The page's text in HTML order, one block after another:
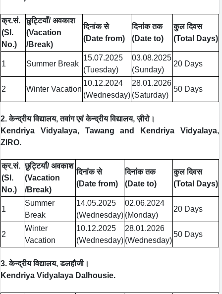
क्र.सं.
(Sl.
No.)
छुट्टियॉं/ अवकाश
(Vacation
/Break)
दिनांक से
(Date from)
दिनांक तक
(Date to)
कुल दिवस
(Total Days)
1 Summer Break
15.07.2025
(Tuesday)
03.08.2025
(Sunday)
20 Days
2 Winter Vacation
10.12.2024
(Wednesday)
28.01.2026
(Saturday)
50 Days
2. केन्द्रीय विद्यालय, तवांग एवं केन्द्रीय विद्यालय, ज़ीरो।
Kendriya Vidyalaya, Tawang and Kendriya Vidyalaya,
ZIRO.
क्र.सं.
(Sl.
No.)
छुट्टियॉं/ अवकाश
(Vacation
/Break)
दिनांक से
(Date from)
दिनांक तक
(Date to)
कुल दिवस
(Total Days)
1
Summer
Break
14.05.2025
(Wednesday)
02.06.2024
(Monday)
20 Days
2
Winter
Vacation
10.12.2025
(Wednesday)
28.01.2026
(Wednesday)
50 Days
3. केन्द्रीय विद्यालय, डलहौजी।
Kendriya Vidyalaya Dalhousie.